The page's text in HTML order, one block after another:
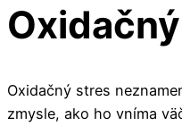
Oxidačný stres
zmysle, ako ho vníma